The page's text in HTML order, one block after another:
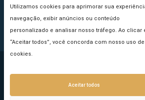
Utilizamos cookies para aprimorar sua
navegação, exibir anúncios ou conteúdo
personalizado e analisar nosso tráfego. Ao clicar
“Aceitar todos”, você concorda com nosso uso de
cookies.
Aceitar todos
Princípios Editoriais
Copyright © 2026 - Portal da